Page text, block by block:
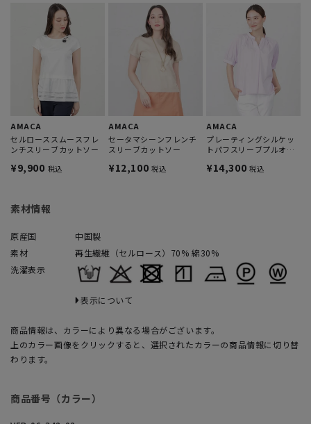
AMACA
セルローススムースフレ
ンチスリーブカットソー
¥9,900 税込
AMACA
セータマシーンフレンチ
スリーブカットソー
¥12,100 税込
AMACA
プレーティングシルケッ
トパフスリーブプルオー
¥14,300 税込
素材情報
原産国
中国製
素材
再生繊維（セルロース）70% 綿30%
洗濯表示
表示について
商品情報は、カラーにより異なる場合がございます。
上のカラー画像をクリックすると、選択されたカラーの商品情報に切り替
わります。
商品番号（カラー）